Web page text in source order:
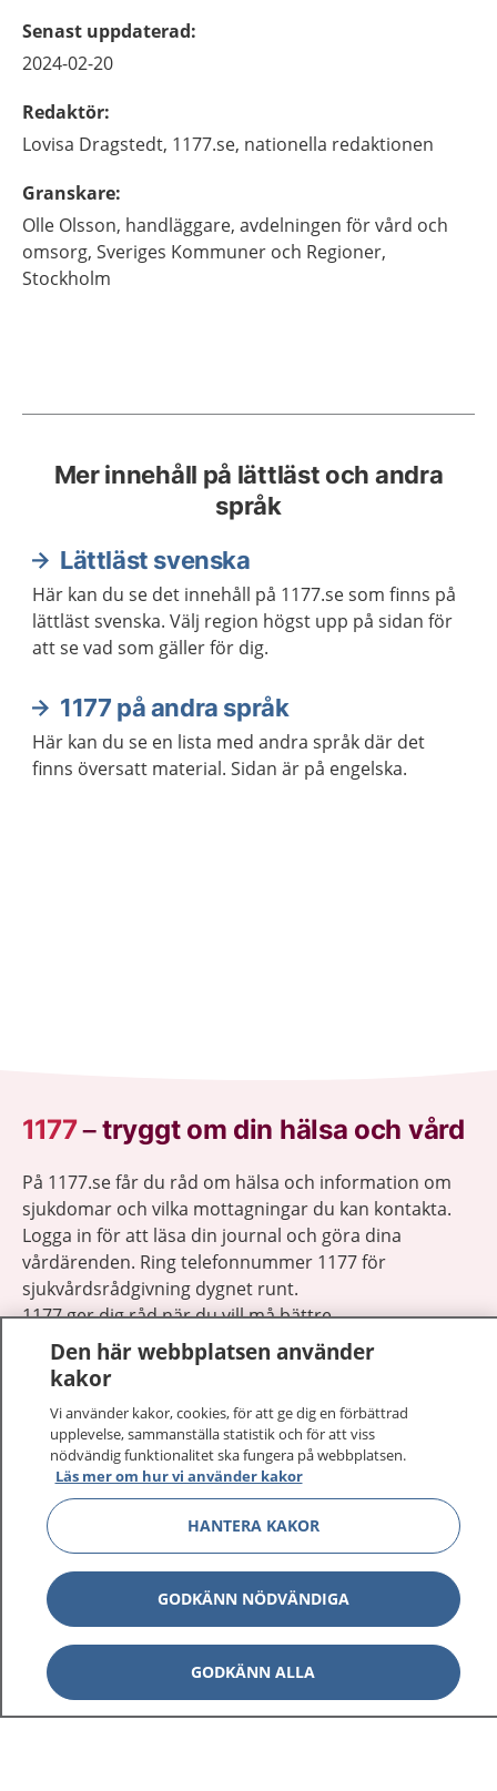
Senast uppdaterad:
2024-02-20
Redaktör:
Lovisa Dragstedt, 1177.se, nationella redaktionen
Granskare:
Olle Olsson, handläggare, avdelningen för vård och
omsorg, Sveriges Kommuner och Regioner,
Stockholm
Mer innehåll på lättläst och andra
språk
Lättläst svenska
Här kan du se det innehåll på 1177.se som finns på
lättläst svenska. Välj region högst upp på sidan för
att se vad som gäller för dig.
1177 på andra språk
Här kan du se en lista med andra språk där det
finns översatt material. Sidan är på engelska.
1177–tryggt om din hälsa och vård
På 1177.se får du råd om hälsa och information om
sjukdomar och vilka mottagningar du kan kontakta.
Logga in för att läsa din journal och göra dina
vårdärenden. Ring telefonnummer 1177 för
sjukvårdsrådgivning dygnet runt.
1177 ger dig råd när du vill må bättre.
1177 på flera språk
Om 1177 Visa
Kontakt Visa
Behandling av personuppgifter
Hantering av kakor
Den här webbplatsen använder
kakor
Vi använder kakor, cookies, för att ge dig en förbättrad
upplevelse, sammanställa statistik och för att viss
nödvändig funktionalitet ska fungera på webbplatsen.
Läs mer om hur vi använder kakor
HANTERA KAKOR
GODKÄNN NÖDVÄNDIGA
GODKÄNN ALLA